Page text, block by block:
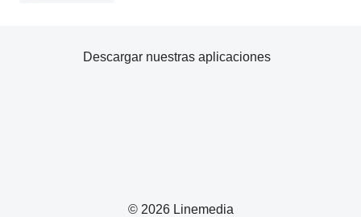
© 2026 Linemedia
Descargar nuestras aplicaciones